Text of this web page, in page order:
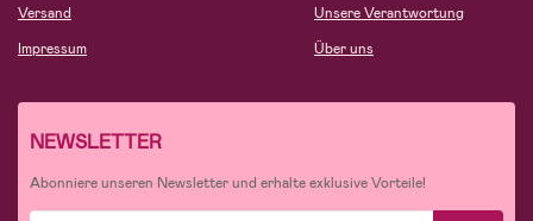
Versand
Impressum
Unsere Verantwortung
Über uns
NEWSLETTER
Abonniere unseren Newsletter und erhalte exklusive Vorteile!